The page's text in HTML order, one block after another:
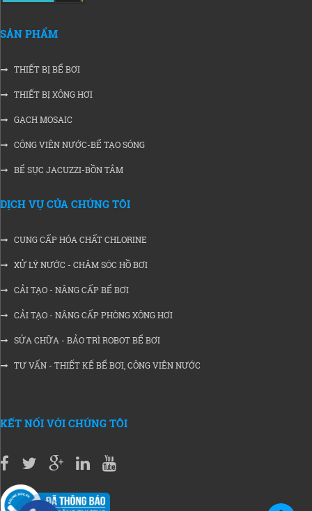
SẢN PHẨM
THIẾT BỊ BỂ BƠI
THIẾT BỊ XÔNG HƠI
GẠCH MOSAIC
CÔNG VIÊN NƯỚC-BỂ TẠO SÓNG
BỂ SỤC JACUZZI-BỒN TẮM
DỊCH VỤ CỦA CHÚNG TÔI
CUNG CẤP HÓA CHẤT CHLORINE
XỬ LÝ NƯỚC - CHĂM SÓC HỒ BƠI
CẢI TẠO - NÂNG CẤP BỂ BƠI
CẢI TẠO - NÂNG CẤP PHÒNG XÔNG HƠI
SỬA CHỮA - BẢO TRÌ ROBOT BỂ BƠI
TƯ VẤN - THIẾT KẾ BỂ BƠI, CÔNG VIÊN NƯỚC
KẾT NỐI VỚI CHÚNG TÔI